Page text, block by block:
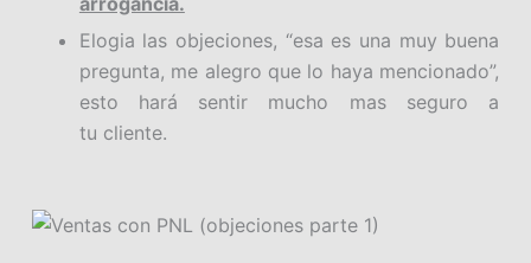
Elogia las objeciones, “esa es una muy buena
pregunta, me alegro que lo haya mencionado”,
esto hará sentir mucho mas seguro a
tu cliente.